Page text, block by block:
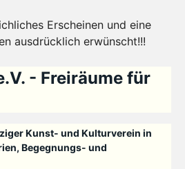
Erscheinen und eine
ausdrücklich erwünscht!!!
- Freiräume für
Kunst- und Kulturverein in
Begegnungs- und